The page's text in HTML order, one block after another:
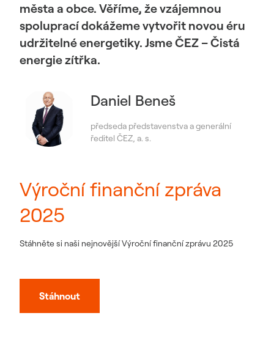
města a obce. Věříme, že vzájemnou
spoluprací dokážeme vytvořit novou éru
udržitelné energetiky. Jsme ČEZ – Čistá
energie zítřka.
Daniel Beneš
předseda představenstva a generální
ředitel ČEZ, a. s.
Výroční finanční zpráva
2025
Stáhněte si naši nejnovější Výroční finanční zprávu 2025
Stáhnout